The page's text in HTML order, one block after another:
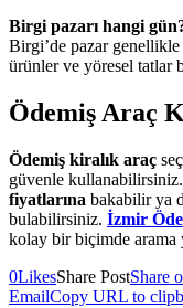
Birgi pazarı hangi
Birgi’de pazar
ürünler ve yöresel tatlar
Ödemiş Araç
Ödemiş kiralık araç
güvenle
fiyatlarına bakabilir ya
bulabilirsiniz. İzmir
kolay bir biçimde arama
0LikesShare PostShare
EmailCopy URL to